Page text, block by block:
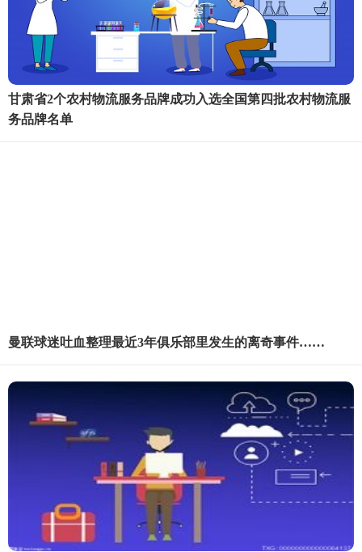
甘肃省2个农村物流服务品牌成功入选全国第四批农村物流服
务品牌名单
曼联球迷吐血整理最近3年俱乐部里发生的离奇事件……